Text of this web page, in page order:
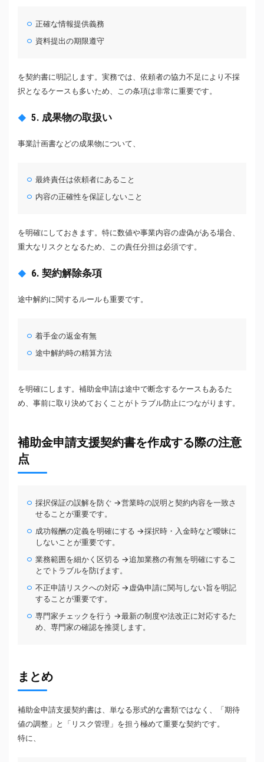
正確な情報提供義務
資料提出の期限遵守
を契約書に明記します。実務では、依頼者の協力不足により不採
択となるケースも多いため、この条項は非常に重要です。
5. 成果物の取扱い
事業計画書などの成果物について、
最終責任は依頼者にあること
内容の正確性を保証しないこと
を明確にしておきます。特に数値や事業内容の虚偽がある場合、
重大なリスクとなるため、この責任分担は必須です。
6. 契約解除条項
途中解約に関するルールも重要です。
着手金の返金有無
途中解約時の精算方法
を明確にします。補助金申請は途中で断念するケースもあるた
め、事前に取り決めておくことがトラブル防止につながります。
補助金申請支援契約書を作成する際の注意
点
採択保証の誤解を防ぐ →営業時の説明と契約内容を一致さ
せることが重要です。
成功報酬の定義を明確にする →採択時・入金時など曖昧に
しないことが重要です。
業務範囲を細かく区切る →追加業務の有無を明確にするこ
とでトラブルを防げます。
不正申請リスクへの対応 →虚偽申請に関与しない旨を明記
することが重要です。
専門家チェックを行う →最新の制度や法改正に対応するた
め、専門家の確認を推奨します。
まとめ
補助金申請支援契約書は、単なる形式的な書類ではなく、「期待
値の調整」と「リスク管理」を担う極めて重要な契約です。
特に、